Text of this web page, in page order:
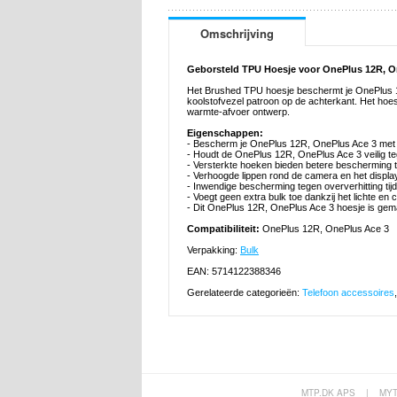
Omschrijving
Geborsteld TPU Hoesje voor OnePlus 12R,
Het Brushed TPU hoesje beschermt je OnePlus
koolstofvezel patroon op de achterkant. Het
warmte-afvoer ontwerp.
Eigenschappen:
- Bescherm je OnePlus 12R, OnePlus Ace 3
- Houdt de OnePlus 12R, OnePlus Ace 3 veilig
- Versterkte hoeken bieden betere bescherming
- Verhoogde lippen rond de camera en het
- Inwendige bescherming tegen oververhitting
- Voegt geen extra bulk toe dankzij het lichte en
- Dit OnePlus 12R, OnePlus Ace 3 hoesje is
Compatibiliteit: OnePlus 12R, OnePlus Ace 3
Verpakking: Bulk
EAN: 5714122388346
Gerelateerde categorieën: Telefoon accessoires
MTP.DK APS |